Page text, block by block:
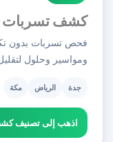
كشف تسربات
فحص تسربات بدون
ومواسير وحلول
جدة الرياض مكة
اذهب إلى تصنيف